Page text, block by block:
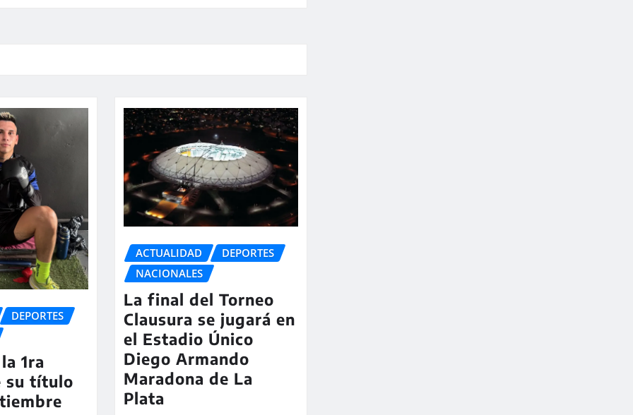
DEPORTES
1ra
su título
ACTUALIDAD
DEPORTES
NACIONALES
La final del Torneo
Clausura se jugará en
el Estadio Único
Diego Armando
Maradona de La
Plata